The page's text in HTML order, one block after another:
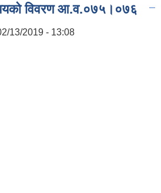
विवरण आ.व.०७५।०७६
13/2019 - 13:08